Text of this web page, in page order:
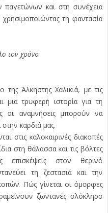
και στη συνέχεια
τη φαντασία
τον χρόνο
Άλκηστης Χαλικιά, με τις
μια τρυφερή ιστορία για τη
οι αναμνήσεις μπορούν να
καρδιά μας.
στις καλοκαιρινές διακοπές
στη θάλασσα και τις βόλτες
στον θερινό
τη ζεστασιά και την
Πώς γίνεται οι όμορφες
ζωντανές ολόκληρο